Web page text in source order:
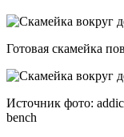
Готовая скамейка
Источник фото:
bench